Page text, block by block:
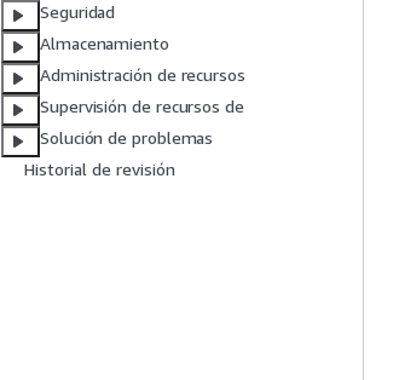
Seguridad
Almacenamiento
Administración de recursos
Supervisión de recursos de
Solución de problemas
Historial de revisión